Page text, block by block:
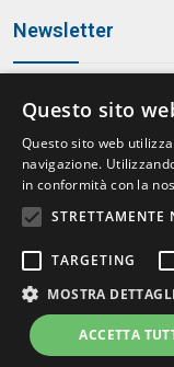
Newsletter
Accetto le
Questo sito
Questo sito web
navigazione.
in conformità con la
STRETTAMENTE
TARGETING
MOSTRA DETTAGLI
ACCETTA